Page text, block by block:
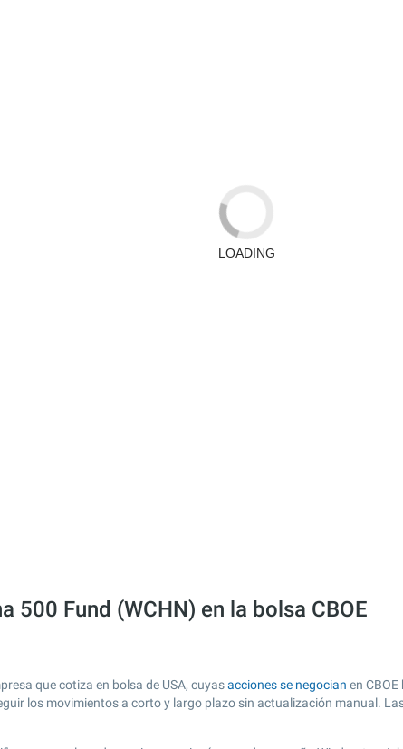
500 Fund (WCHN) en la bolsa CBOE
que cotiza en bolsa de USA, cuyasacciones se negocian en
los movimientos a corto y largo plazo sin actualización manual.